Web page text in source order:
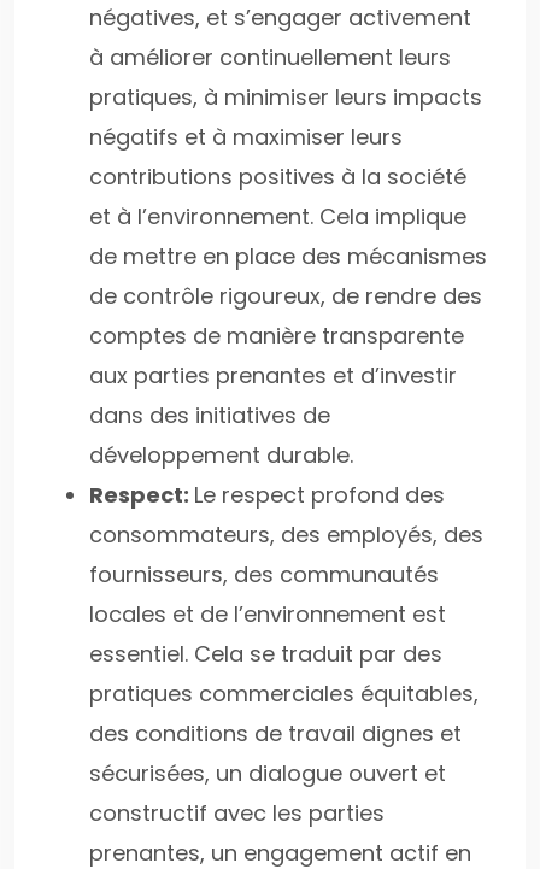
négatives, et s’engager activement
à améliorer continuellement leurs
pratiques, à minimiser leurs impacts
négatifs et à maximiser leurs
contributions positives à la société
et à l’environnement. Cela implique
de mettre en place des mécanismes
de contrôle rigoureux, de rendre des
comptes de manière transparente
aux parties prenantes et d’investir
dans des initiatives de
développement durable.
Respect: Le respect profond des
consommateurs, des employés, des
fournisseurs, des communautés
locales et de l’environnement est
essentiel. Cela se traduit par des
pratiques commerciales équitables,
des conditions de travail dignes et
sécurisées, un dialogue ouvert et
constructif avec les parties
prenantes, un engagement actif en